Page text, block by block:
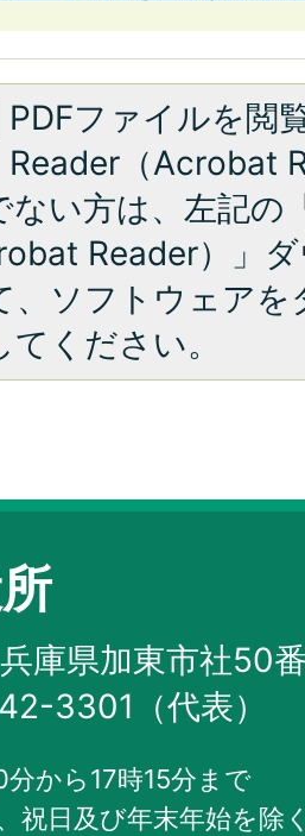
PDFファイルを閲
Reader（Acrobat
ない方は、左記の
Reader）」
、ソフトウェア
ください。
庫県加東市社50
3301（代表）
から17時15分まで
祝日及び年末年始を除